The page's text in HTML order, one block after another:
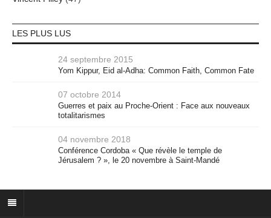
LES PLUS LUS
24 septembre 2015
Yom Kippur, Eid al-Adha: Common Faith, Common Fate
07 octobre 2014
Guerres et paix au Proche-Orient : Face aux nouveaux
totalitarismes
04 novembre 2018
Conférence Cordoba « Que révèle le temple de
Jérusalem ? », le 20 novembre à Saint-Mandé